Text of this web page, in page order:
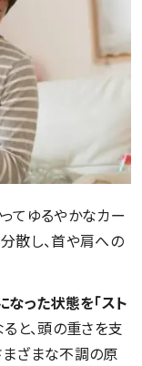
てゆるやかなカー
散し、首や肩への
った状態を「スト
と、頭の重さを支
まざまな不調の原